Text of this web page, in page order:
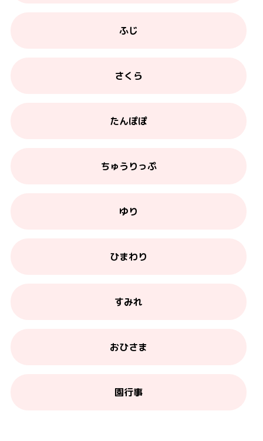
ふじ
さくら
たんぽぽ
ちゅうりっぷ
ゆり
ひまわり
すみれ
おひさま
園行事